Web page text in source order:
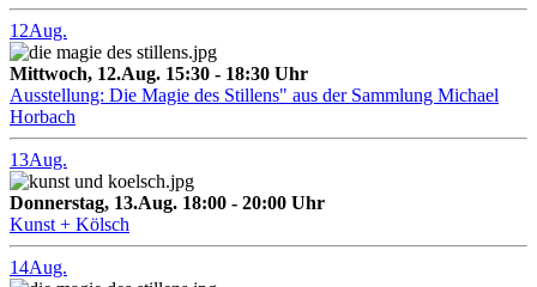
12Aug.
Mittwoch, 12.Aug. 15:30 - 18:30 Uhr
Ausstellung: Die Magie des Stillens" aus der Sammlung Michael
Horbach
13Aug.
Donnerstag, 13.Aug. 18:00 - 20:00 Uhr
Kunst + Kölsch
14Aug.